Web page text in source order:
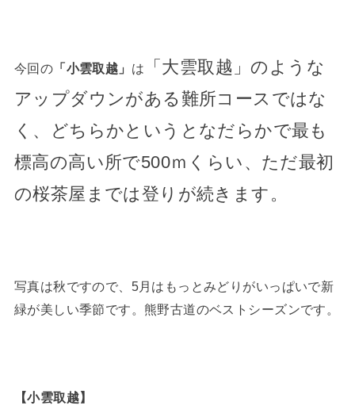
今回の 「小雲取越」 は
「大雲取越」のような
アップダウンがある難所コースではな
く、
どちらかというとなだらかで最も
標高の高い所で500ｍくらい、ただ最初
の桜茶屋までは登りが続きます。
写真は秋ですので、5月はもっとみどりがいっぱいで新
緑が美しい季節です。熊野古道のベストシーズンです。
【小雲取越】